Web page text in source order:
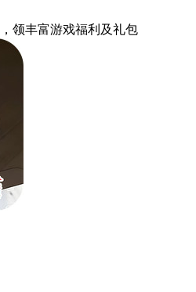
，领丰富游戏福利 及礼包